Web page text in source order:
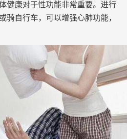
健康对于性功能非常重要。进行
骑自行车，可以增强心肺功能，